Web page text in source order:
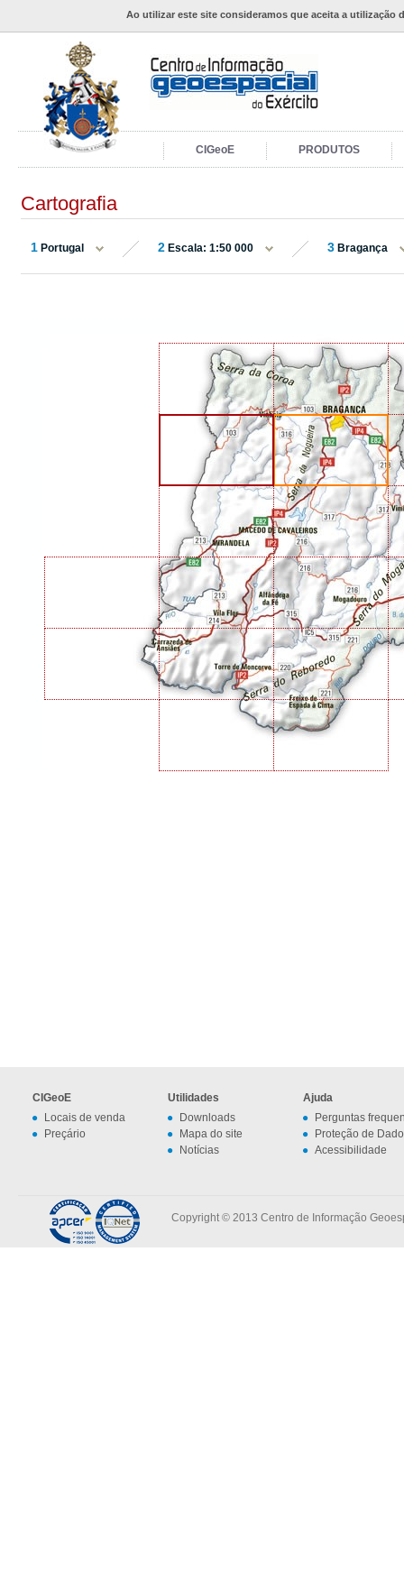
Ao utilizar este site consideramos que aceita a utilização
CIGeoE PRODUTOS
Cartografia
1 Portugal 2 Escala: 1:50 000 3 Bragança
CIGeoE
Locais de venda
Preçário
Utilidades
Downloads
Mapa do site
Notícias
Ajuda
Perguntas
Proteção de
Acessibilidade
Copyright © 2013 Centro de Informação